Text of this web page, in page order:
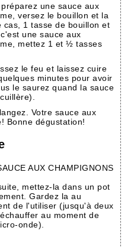
une sauce aux
versez le bouillon et la
cas, 1 tasse de bouillon et
une sauce aux
mettez 1 et ½ tasses
le feu et laissez cuire
minutes pour avoir
le saurez quand la sauce
Votre sauce aux
Bonne dégustation!
AUX CHAMPIGNONS
mettez-la dans un pot
Gardez la au
de l'utiliser (jusqu'à deux
au moment de
onde).